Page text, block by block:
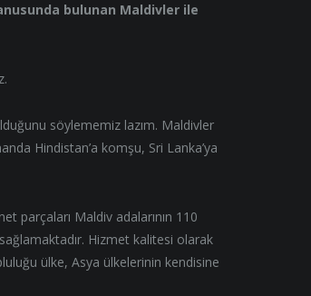
bulunan Maldivler ile
söylememiz lazım. Maldivler
Hindistan’a komşu, Sri Lanka’ya
parçaları Maldiv adalarının 110
Hizmet kalitesi olarak
ülke, Asya ülkelerinin kendisine